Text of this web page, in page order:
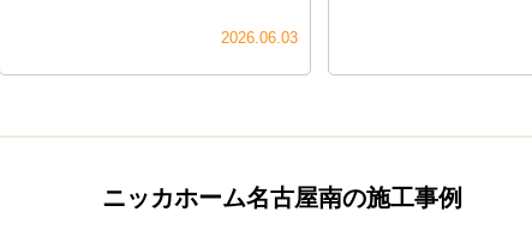
2026.06.03
ニッカホーム名古屋南の施工事例